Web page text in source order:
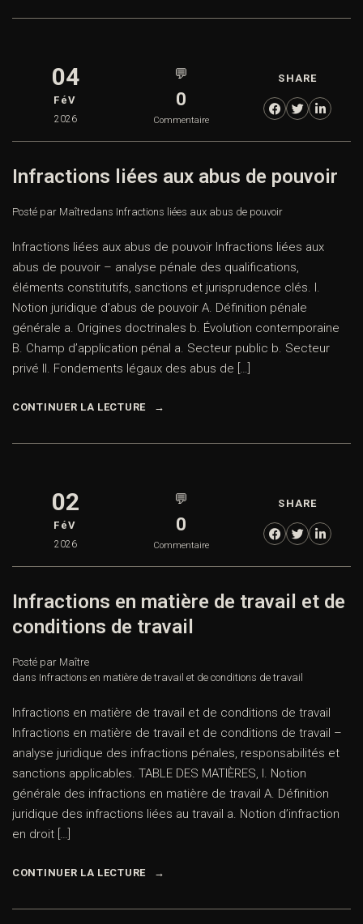
04
FéV
2026
💬
0
Commentaire
SHARE
Infractions liées aux abus de pouvoir
Posté par Maîtredans Infractions liées aux abus de pouvoir
Infractions liées aux abus de pouvoir Infractions liées aux
abus de pouvoir – analyse pénale des qualifications,
éléments constitutifs, sanctions et jurisprudence clés. I.
Notion juridique d’abus de pouvoir A. Définition pénale
générale a. Origines doctrinales b. Évolution contemporaine
B. Champ d’application pénal a. Secteur public b. Secteur
privé II. Fondements légaux des abus de […]
CONTINUER LA LECTURE
02
FéV
2026
💬
0
Commentaire
SHARE
Infractions en matière de travail et de
conditions de travail
Posté par Maître
dans Infractions en matière de travail et de conditions de travail
Infractions en matière de travail et de conditions de travail
Infractions en matière de travail et de conditions de travail –
analyse juridique des infractions pénales, responsabilités et
sanctions applicables. TABLE DES MATIÈRES, I. Notion
générale des infractions en matière de travail A. Définition
juridique des infractions liées au travail a. Notion d’infraction
en droit […]
CONTINUER LA LECTURE